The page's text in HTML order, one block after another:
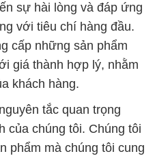
sự hài lòng và đáp ứng
với tiêu chí hàng đầu.
cấp những sản phẩm
giá thành hợp lý, nhằm
khách hàng.
tắc quan trọng
của chúng tôi. Chúng tôi
phẩm mà chúng tôi cung